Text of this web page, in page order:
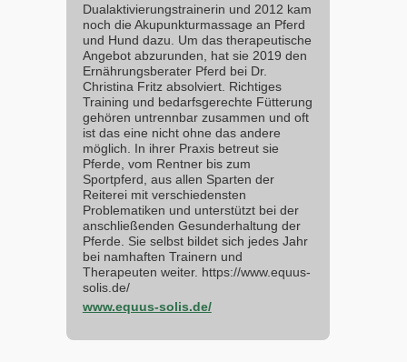
Dualaktivierungstrainerin und 2012 kam
noch die Akupunkturmassage an Pferd
und Hund dazu. Um das therapeutische
Angebot abzurunden, hat sie 2019 den
Ernährungsberater Pferd bei Dr.
Christina Fritz absolviert. Richtiges
Training und bedarfsgerechte Fütterung
gehören untrennbar zusammen und oft
ist das eine nicht ohne das andere
möglich. In ihrer Praxis betreut sie
Pferde, vom Rentner bis zum
Sportpferd, aus allen Sparten der
Reiterei mit verschiedensten
Problematiken und unterstützt bei der
anschließenden Gesunderhaltung der
Pferde. Sie selbst bildet sich jedes Jahr
bei namhaften Trainern und
Therapeuten weiter. https://www.equus-
solis.de/
www.equus-solis.de/